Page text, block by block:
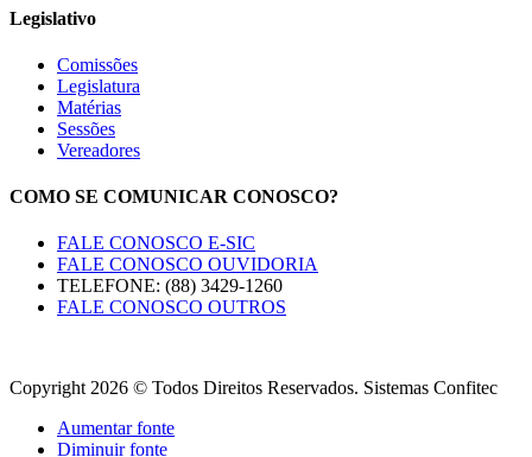
Legislativo
Comissões
Legislatura
Matérias
Sessões
Vereadores
COMO SE COMUNICAR CONOSCO?
FALE CONOSCO E-SIC
FALE CONOSCO OUVIDORIA
TELEFONE: (88) 3429-1260
FALE CONOSCO OUTROS
Copyright 2026 © Todos Direitos Reservados. Sistemas Confitec
Aumentar fonte
Diminuir fonte